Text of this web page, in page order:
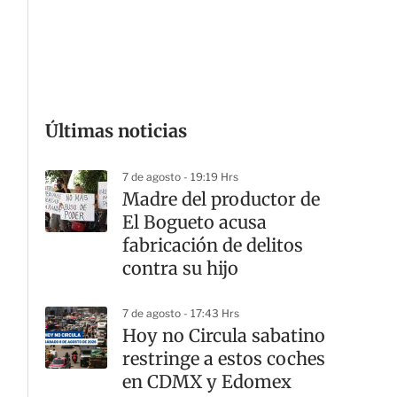
Últimas noticias
7 de agosto - 19:19 Hrs
Madre del productor de
El Bogueto acusa
fabricación de delitos
contra su hijo
7 de agosto - 17:43 Hrs
Hoy no Circula sabatino
restringe a estos coches
en CDMX y Edomex